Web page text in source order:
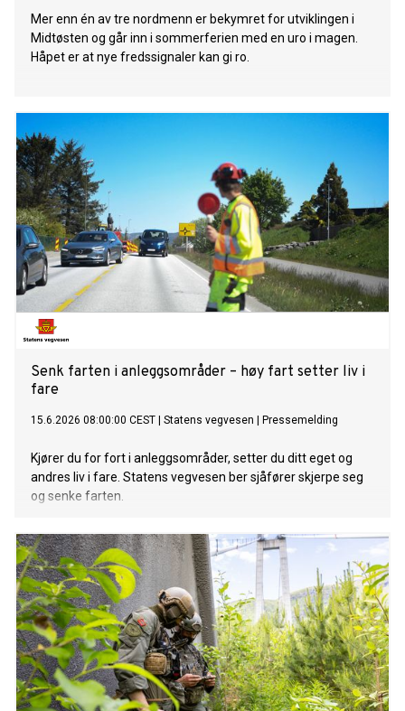
Mer enn én av tre nordmenn er bekymret for utviklingen i
Midtøsten og går inn i sommerferien med en uro i magen.
Håpet er at nye fredssignaler kan gi ro.
Senk farten i anleggsområder – høy fart setter liv i
fare
15.6.2026 08:00:00 CEST Statens vegvesen Pressemelding
Kjører du for fort i anleggsområder, setter du ditt eget og
andres liv i fare. Statens vegvesen ber sjåfører skjerpe seg
og senke farten.